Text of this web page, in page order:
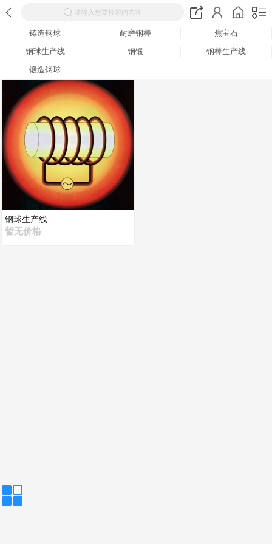
请输入您要搜索的内容
铸造钢球 耐磨钢棒
焦宝石
钢球生产线
钢锻
钢棒生产线
锻造钢球
钢球生产线
暂无价格